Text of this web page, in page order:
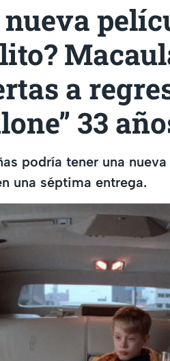
a
33
podría tener una
una séptima entrega.